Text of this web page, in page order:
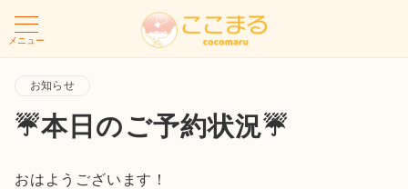
メニュー
お知らせ
☔本日のご予約状況☔
おはようございます！